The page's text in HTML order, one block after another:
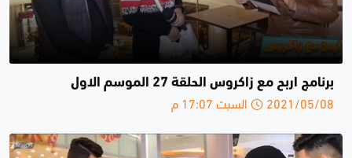
برنامج اربح مع زاكروس الحلقة 27 الموسم الاول
2021/05/08 السبت 17:07 م